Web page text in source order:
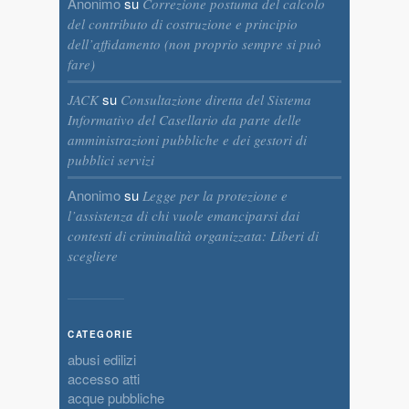
del contributo di costruzione e principio
dell’affidamento (non proprio sempre si può
fare)
JACKsu Consultazione diretta del Sistema
Informativo del Casellario da parte delle
amministrazioni pubbliche e dei gestori di
pubblici servizi
Anonimosu Legge per la protezione e
l’assistenza di chi vuole emanciparsi dai
contesti di criminalità organizzata: Liberi di
scegliere
CATEGORIE
abusi edilizi
accesso atti
acque pubbliche